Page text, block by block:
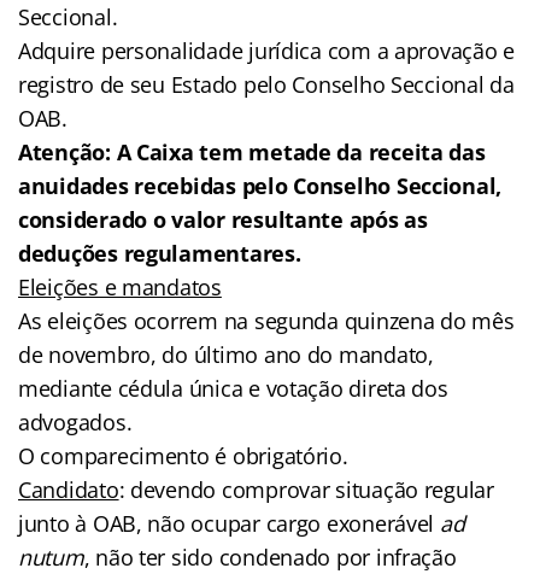
Seccional.
Adquire personalidade jurídica com a aprovação e
registro de seu Estado pelo Conselho Seccional da
OAB.
Atenção: A Caixa tem metade da receita das
anuidades recebidas pelo Conselho Seccional,
considerado o valor resultante após as
deduções regulamentares.
Eleições e mandatos
As eleições ocorrem na segunda quinzena do mês
de novembro, do último ano do mandato,
mediante cédula única e votação direta dos
advogados.
O comparecimento é obrigatório.
Candidato: devendo comprovar situação regular
junto à OAB, não ocupar cargo exonerável ad
nutum, não ter sido condenado por infração